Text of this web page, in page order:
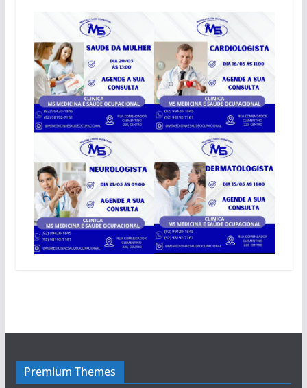
Premium Themes